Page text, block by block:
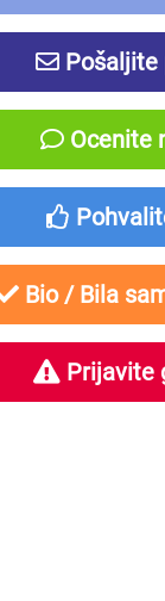
Pošaljite
Ocenite
Bio / Bila
Prijavite